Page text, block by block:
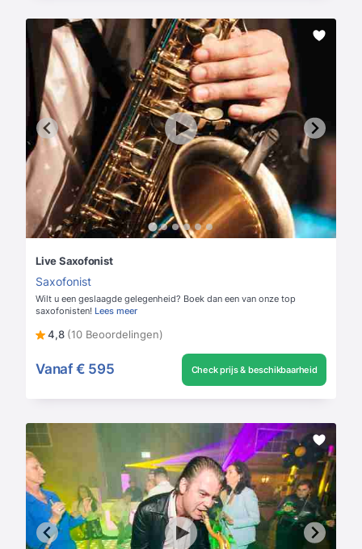
Live Saxofonist
Saxofonist
Wilt u een geslaagde gelegenheid? Boek dan een van onze top
saxofonisten! Lees meer
4,8 (10 Beoordelingen)
Vanaf € 595 Check prijs & beschikbaarheid